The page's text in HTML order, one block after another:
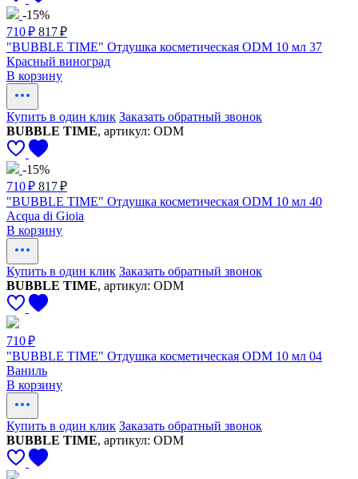
-15%
710 ₽ 817 ₽
"BUBBLE TIME" Отдушка косметическая ODM 10 мл 37
Красный виноград
В корзину
Купить в один клик Заказать обратный звонок
BUBBLE TIME, артикул: ODM
-15%
710 ₽ 817 ₽
"BUBBLE TIME" Отдушка косметическая ODM 10 мл 40
Acqua di Gioia
В корзину
Купить в один клик Заказать обратный звонок
BUBBLE TIME, артикул: ODM
710 ₽
"BUBBLE TIME" Отдушка косметическая ODM 10 мл 04
Ваниль
В корзину
Купить в один клик Заказать обратный звонок
BUBBLE TIME, артикул: ODM